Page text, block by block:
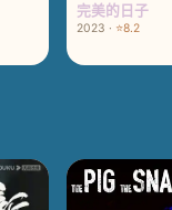
完美的日子
2023 · ⭐8.2